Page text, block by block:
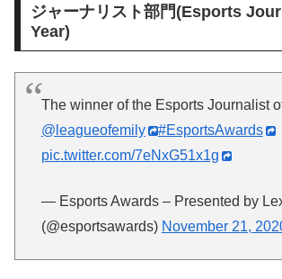
ジャーナリスト部門(Esports
Year)
The winner of the Esports Journalist
@leagueofemily
#EsportsAwards
pic.twitter.com/7eNxG51x1g
— Esports Awards – Presented by
(@esportsawards) November 21,